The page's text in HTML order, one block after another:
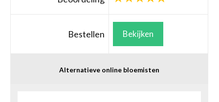
Bestellen Bekijken
Alternatieve online bloemisten